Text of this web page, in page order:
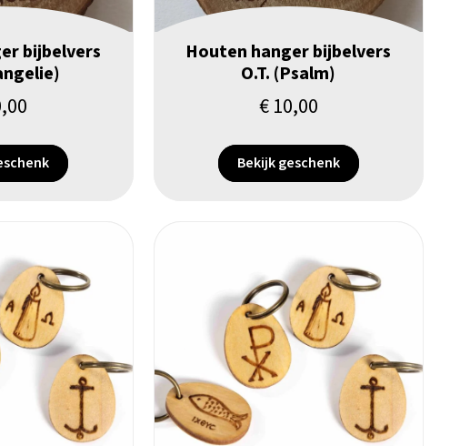
bijbelvers
Houten hanger bijbelvers
O.T. (Psalm)
€10,00
Bekijk geschenk